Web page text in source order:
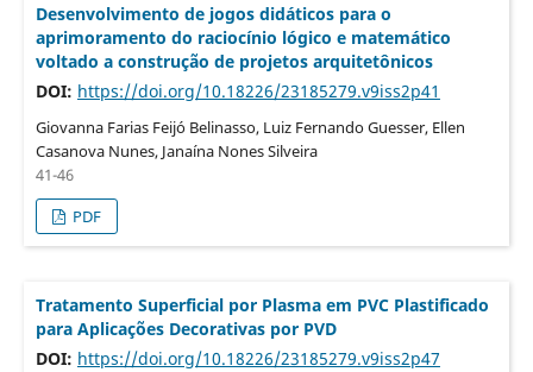
Desenvolvimento de jogos didáticos para o
aprimoramento do raciocínio lógico e matemático
voltado a construção de projetos arquitetônicos
DOI: https://doi.org/10.18226/23185279.v9iss2p41
Giovanna Farias Feijó Belinasso, Luiz Fernando Guesser, Ellen
Casanova Nunes, Janaína Nones Silveira
41-46
PDF
Tratamento Superficial por Plasma em PVC Plastificado
para Aplicações Decorativas por PVD
DOI: https://doi.org/10.18226/23185279.v9iss2p47